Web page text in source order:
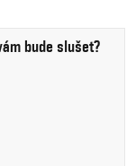
bude slušet?